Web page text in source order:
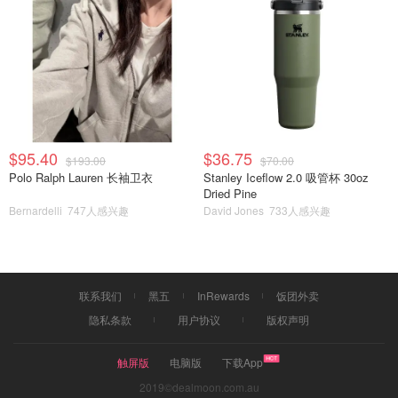
$95.40 $193.00
Polo Ralph Lauren 长袖卫衣
Bernardelli 747人感兴趣
$36.75 $70.00
Stanley Iceflow 2.0 吸管杯 30oz
Dried Pine
David Jones 733人感兴趣
联系我们 黑五 InRewards
饭团外卖
隐私条款
用户协议 版权声明
触屏版 电脑版
下载App
2019©dealmoon.com.au